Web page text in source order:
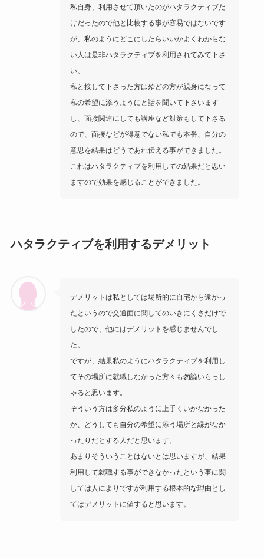
私自身、利用させて頂いたのがハタラクティブだ
けだったので他と比較する事が容易ではないです
が、私のようにどこにしたらいいかよくわからな
い人は是非ハタラクティブを利用されてみて下さ
い。
私と接して下さった方は殆どの方が親身になって
私の希望に添うようにと話を聞いて下さいます
し、面接関連にしても講座など対策もして下さる
ので、面接などが得意でない私でも本番、自分の
意思を結果はどうであれ伝える事ができました。
これはハタラクティブを利用しての結果だと思い
ますので効果を感じることができました。
ハタラクティブを利用するデメリット
デメリットは私としては場所的に自宅から遠かっ
たというので交通面に関してのいきにくさだけで
したので、他にはデメリットを感じませんでし
た。
ですが、結果私のようにハタラクティブを利用し
てその場所に就職しなかった方々も勿論いらっし
ゃると思います。
そういう方は多分私のように上手くいかなかった
か、どうしても自分の希望に添う場所と縁がなか
ったりだとする人だと思います。
あまりそういうことはないとは思いますが、結果
利用して就職する事ができなかったという事に関
しては人によりですが利用する根本的な理由とし
てはデメリットに値すると思います。